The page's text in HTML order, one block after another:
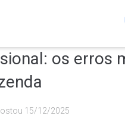
os erros
15/12/2025